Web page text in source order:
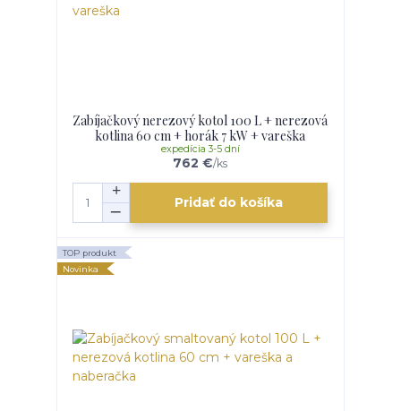
Zabíjačkový nerezový kotol 100 L + nerezová
kotlina 60 cm + horák 7 kW + vareška
762 €/ks
expedícia 3-5 dní
Pridať do košíka
TOP produkt
Novinka